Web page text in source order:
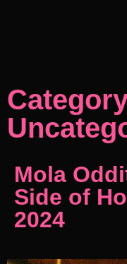
Mola
Side of
2024